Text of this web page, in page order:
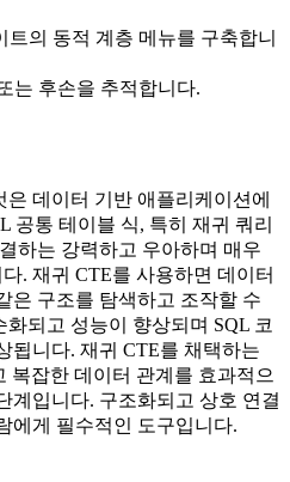
트의 동적 계층 메뉴를 구축합니
는 후손을 추적합니다.
데이터 기반 애플리케이션에
공통 테이블 식, 특히 재귀 쿼리
하는 강력하고 우아하며 매우
. 재귀 CTE를 사용하면 데이터
은 구조를 탐색하고 조작할 수
되고 성능이 향상되며 SQL 코
됩니다. 재귀 CTE를 채택하는
복잡한 데이터 관계를 효과적으
계입니다. 구조화되고 상호 연결
에게 필수적인 도구입니다.